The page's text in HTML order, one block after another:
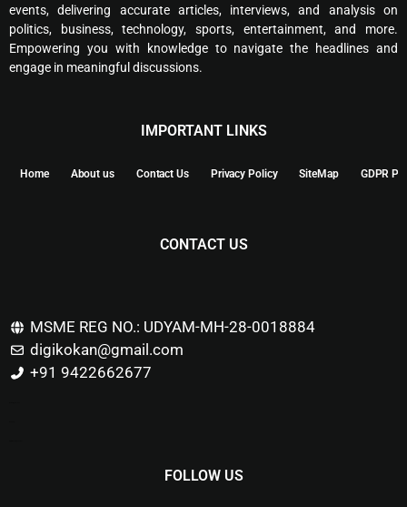
events, delivering accurate articles, interviews, and analysis on
politics, business, technology, sports, entertainment, and more.
Empowering you with knowledge to navigate the headlines and
engage in meaningful discussions.
IMPORTANT LINKS
Home About us Contact Us Privacy Policy SiteMap GDPR
CONTACT US
MSME REG NO.: UDYAM-MH-28-0018884
digikokan@gmail.com
+91 9422662677
FOLLOW US